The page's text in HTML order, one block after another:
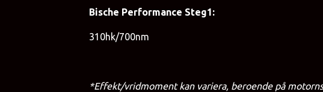
Bische Performance Steg1:
310hk/700nm
*Effekt/vridmoment kan variera, beroende på